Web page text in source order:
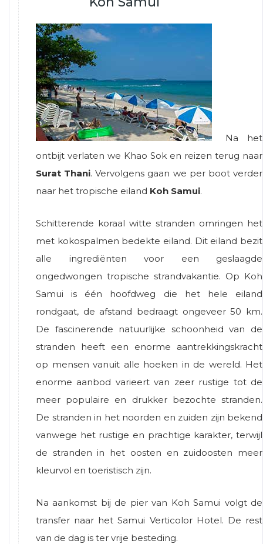
Na het
ontbijt verlaten we Khao Sok en reizen terug naar
Surat Thani. Vervolgens gaan we per boot verder
naar het tropische eiland Koh Samui.
Schitterende koraal witte stranden omringen het
met kokospalmen bedekte eiland. Dit eiland bezit
alle ingrediënten voor een geslaagde
ongedwongen tropische strandvakantie. Op Koh
Samui is één hoofdweg die het hele eiland
rondgaat, de afstand bedraagt ongeveer 50 km.
De fascinerende natuurlijke schoonheid van de
stranden heeft een enorme aantrekkingskracht
op mensen vanuit alle hoeken in de wereld. Het
enorme aanbod varieert van zeer rustige tot de
meer populaire en drukker bezochte stranden.
De stranden in het noorden en zuiden zijn bekend
vanwege het rustige en prachtige karakter, terwijl
de stranden in het oosten en zuidoosten meer
kleurvol en toeristisch zijn.
Na aankomst bij de pier van Koh Samui volgt de
transfer naar het Samui Verticolor Hotel. De rest
van de dag is ter vrije besteding.